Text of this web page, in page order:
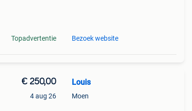
Topadvertentie Bezoek website
€ 250,00
4 aug 26
Louis
Moen